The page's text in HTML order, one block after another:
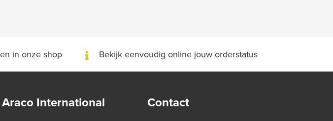
in onze shop Bekijk eenvoudig online jouw orderstatus
Araco International Contact